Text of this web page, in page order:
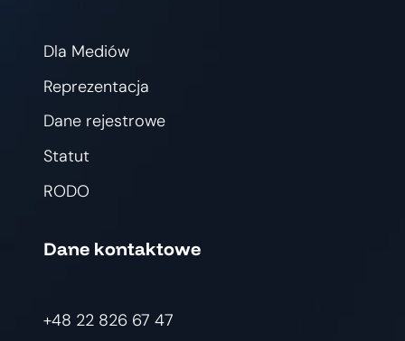
Dla Mediów
Reprezentacja
Dane rejestrowe
Statut
RODO
Dane kontaktowe
+48 22 826 67 47